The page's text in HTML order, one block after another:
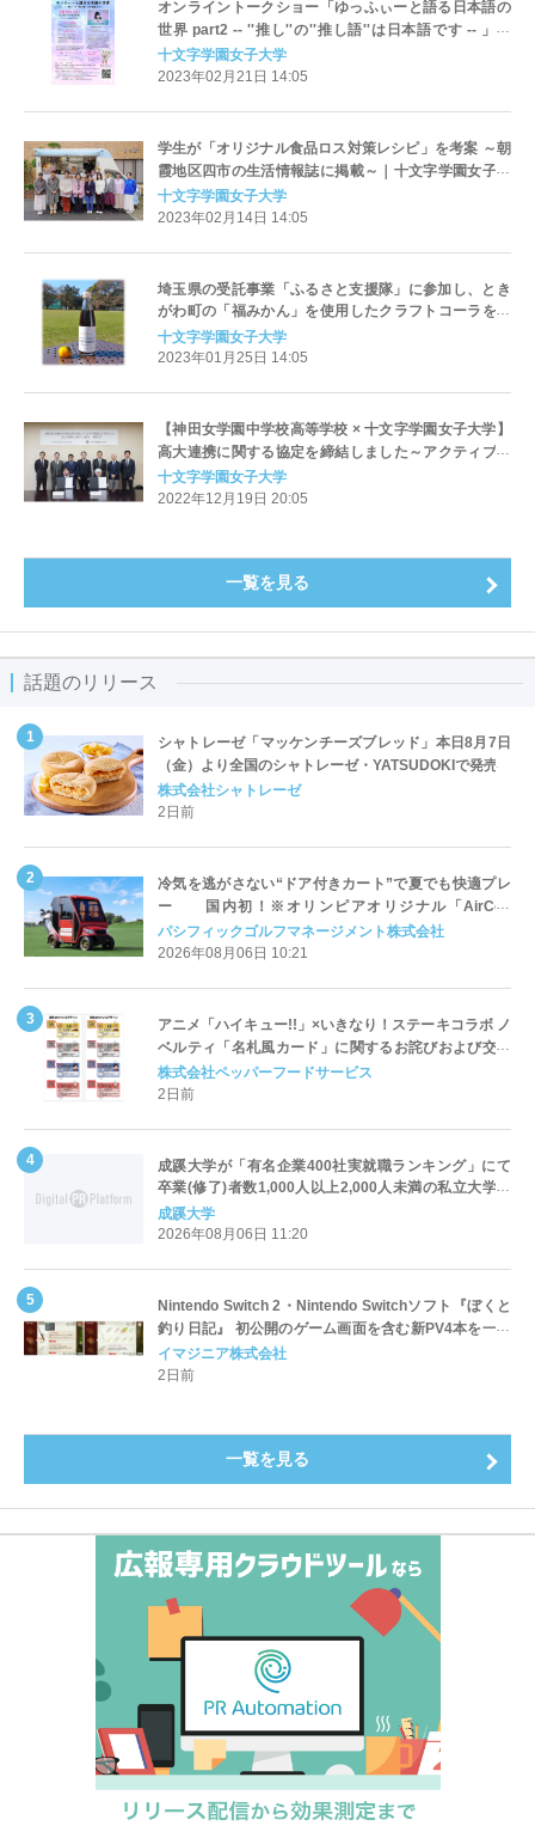
オンライントークショー「ゆっふぃーと語る日本語の
世界 part2 -- ''推し''の''推し語''は日本語です -- 」を
3/5（日）に開催！｜十文字学園女子大学
十文字学園女子大学
2023年02月21日 14:05
学生が「オリジナル食品ロス対策レシピ」を考案 ～朝
霞地区四市の生活情報誌に掲載～｜十文字学園女子大
学
十文字学園女子大学
2023年02月14日 14:05
埼玉県の受託事業「ふるさと支援隊」に参加し、とき
がわ町の「福みかん」を使用したクラフトコーラを開
発｜十文字学園女子大学 食品開発学科
十文字学園女子大学
2023年01月25日 14:05
【神田女学園中学校高等学校 × 十文字学園女子大学】
高大連携に関する協定を締結しました～アクティブラ
ーニング、ICT活用等で連携～
十文字学園女子大学
2022年12月19日 20:05
一覧を見る
話題のリリース
シャトレーゼ「マッケンチーズブレッド」本日8月7日
（金）より全国のシャトレーゼ・YATSUDOKIで発売
株式会社シャトレーゼ
2日前
冷気を逃がさない“ドア付きカート”で夏でも快適プレ
ー 国内初！※オリンピアオリジナル「AirCon
Cart（エアコンカート）」導入 | ＰＧＭ
パシフィックゴルフマネージメント株式会社
2026年08月06日 10:21
アニメ「ハイキュー!!」×いきなり！ステーキコラボ ノ
ベルティ「名札風カード」に関するお詫びおよび交換
対応についてのご案内
株式会社ペッパーフードサービス
2日前
成蹊大学が「有名企業400社実就職ランキング」にて
卒業(修了)者数1,000人以上2,000人未満の私立大学で
全国第1位を獲得！～実就職率は26.5%（前年比＋
4.3pt）に伸長、東京の私立大学でも10位にランクイン
成蹊大学
2026年08月06日 11:20
Nintendo Switch 2・Nintendo Switchソフト『ぼくと
釣り日記』 初公開のゲーム画面を含む新PV4本を一挙
公開！
イマジニア株式会社
2日前
一覧を見る